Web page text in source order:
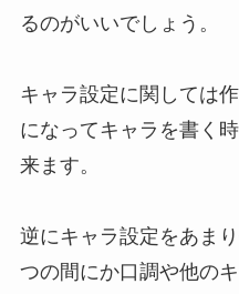
るのがいいでしょう。
キャラ設定に関しては
になってキャラを書く
来ます。
逆にキャラ設定をあま
つの間にか口調や他の